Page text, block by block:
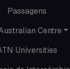
Passagens
Centre
Universities